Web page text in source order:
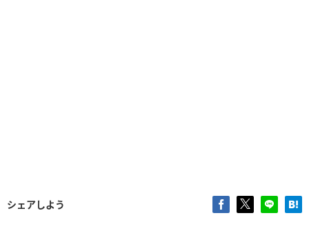
シェアしよう